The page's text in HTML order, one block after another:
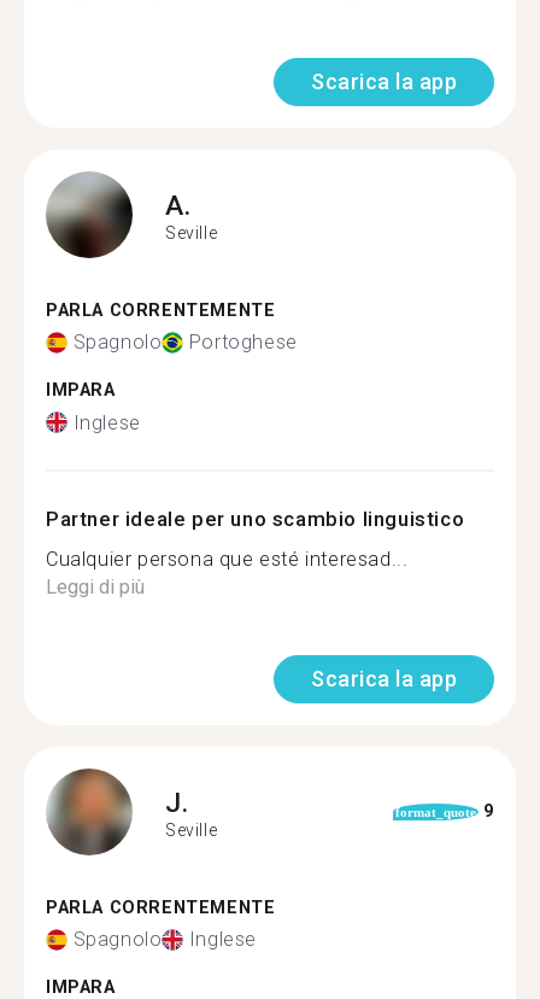
Scarica la app
A.
Seville
PARLA CORRENTEMENTE
Spagnolo Portoghese
IMPARA
Inglese
Partner ideale per uno scambio linguistico
Cualquier persona que esté interesad...
Leggi di più
Scarica la app
J.
Seville
format_quote 9
PARLA CORRENTEMENTE
Spagnolo Inglese
IMPARA